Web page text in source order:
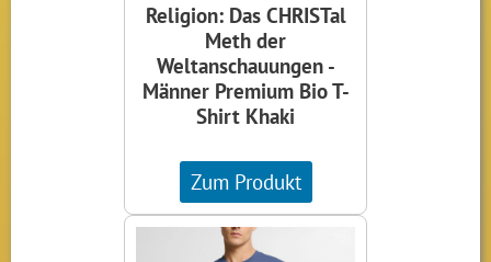
Religion: Das CHRISTal
Meth der
Weltanschauungen -
Männer Premium Bio T-
Shirt Khaki
Zum Produkt